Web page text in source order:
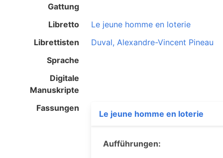
Gattung
Libretto
Le jeune homme en loterie
Librettisten
Duval, Alexandre-Vincent Pineau
Sprache
Digitale
Manuskripte
Fassungen
Le jeune homme en loterie
Aufführungen: